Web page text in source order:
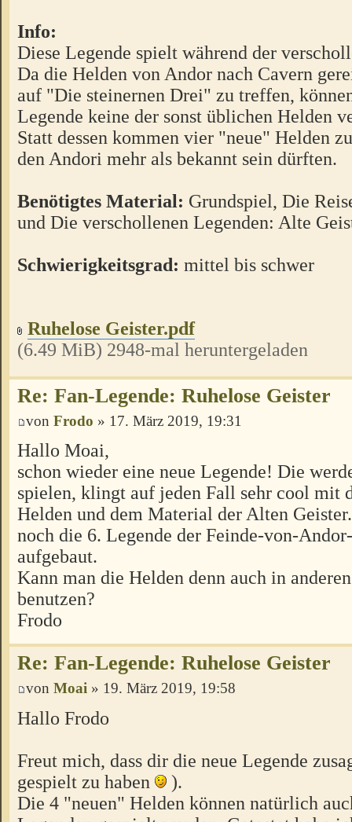
Info:
Diese Legende spielt während der
Da die Helden von Andor nach Cavern
auf "Die steinernen Drei" zu treffen,
Legende keine der sonst üblichen Helden
Statt dessen kommen vier "neue" Helden
den Andori mehr als bekannt sein dürften.
Benötigtes Material: Grundspiel, Die
und Die verschollenen Legenden: Alte
Schwierigkeitsgrad: mittel bis schwer
Ruhelose Geister.pdf
(6.49 MiB) 2948-mal heruntergeladen
Re: Fan-Legende: Ruhelose Geister
von Frodo » 17. März 2019, 19:31
Hallo Moai,
schon wieder eine neue Legende! Die
spielen, klingt auf jeden Fall sehr cool mit
Helden und dem Material der Alten
noch die 6. Legende der Feinde-von-
aufgebaut.
Kann man die Helden denn auch in
benutzen?
Frodo
Re: Fan-Legende: Ruhelose Geister
von Moai » 19. März 2019, 19:58
Hallo Frodo
Freut mich, dass dir die neue Legende
gespielt zu haben
).
Die 4 "neuen" Helden können natürlich